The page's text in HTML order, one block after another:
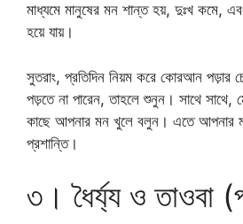
মাধ্যমে মানুষের মন শান্ত হয়, দুঃখ কমে,
হয়ে যায়।
সুতরাং, প্রতিদিন নিয়ম করে কোরআন পড়ার
পড়তে না পারেন, তাহলে শুনুন। সাথে
কাছে আপনার মন খুলে বলুন। এতে আপনার
প্রশান্তি।
৩। ধৈর্য্য ও তাওবা